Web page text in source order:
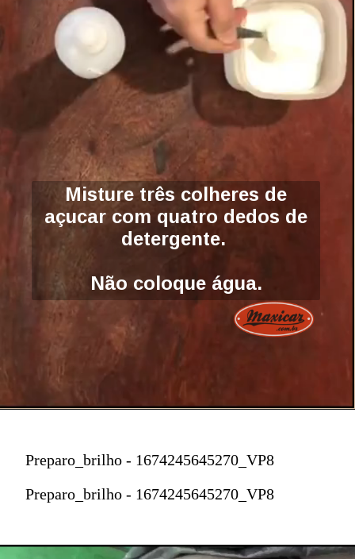
Misture três colheres de
açucar com quatro dedos de
detergente.
Não coloque água.
Preparo_brilho - 1674245645270_VP8
Preparo_brilho - 1674245645270_VP8